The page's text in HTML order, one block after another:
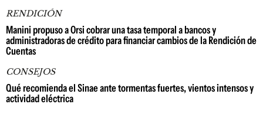
RENDICIÓN
Manini propuso a Orsi cobrar una tasa temporal a bancos y
administradoras de crédito para financiar cambios de la Rendición de
Cuentas
CONSEJOS
Qué recomienda el Sinae ante tormentas fuertes, vientos intensos y
actividad eléctrica